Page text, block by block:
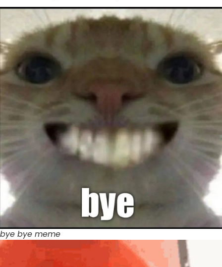
bye bye meme